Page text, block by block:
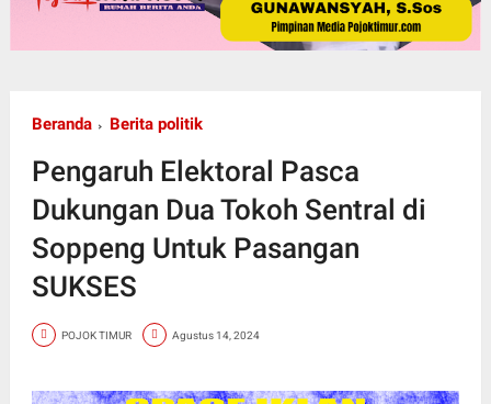
Beranda Berita politik
Pengaruh Elektoral Pasca
Dukungan Dua Tokoh Sentral di
Soppeng Untuk Pasangan
SUKSES
POJOK TIMUR Agustus 14, 2024